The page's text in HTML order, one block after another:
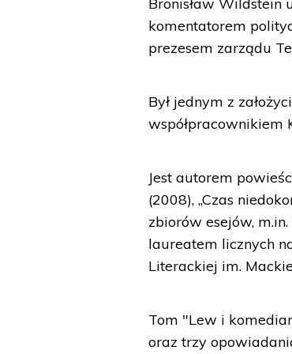
komentatorem
prezesem zarządu
Był jednym z
współpracownikiem
Jest autorem
(2008), „Czas
zbiorów esejów,
laureatem licznych
Literackiej im.
Tom "Lew i
oraz trzy